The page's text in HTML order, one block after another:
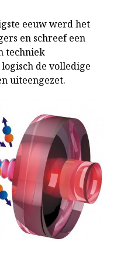
eeuw werd het
en schreef een
techniek
de volledige
uiteengezet.